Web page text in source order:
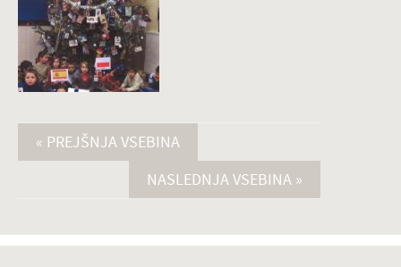
« PREJŠNJA VSEBINA
NASLEDNJA VSEBINA »